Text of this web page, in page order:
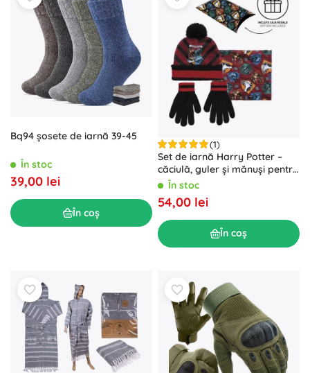
Bq94 șosete de iarnă 39-45
În stoc
39,00 lei
În coș
(1)
Set de iarnă Harry Potter –
căciulă, guler și mănuși pentru
copiiÎn stoc
54,00 lei
În coș